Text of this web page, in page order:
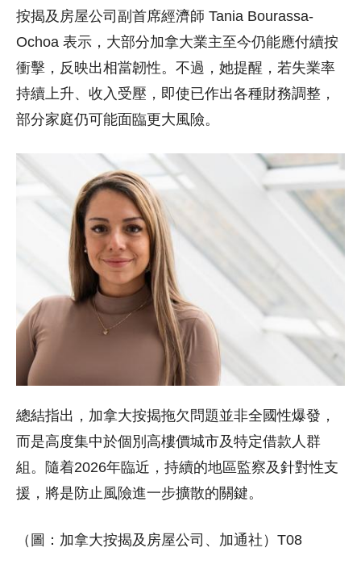
按揭及房屋公司副首席經濟師 Tania Bourassa-
Ochoa 表示，大部分加拿大業主至今仍能應付續按
衝擊，反映出相當韌性。不過，她提醒，若失業率
持續上升、收入受壓，即使已作出各種財務調整，
部分家庭仍可能面臨更大風險。
總結指出，加拿大按揭拖欠問題並非全國性爆發，
而是高度集中於個別高樓價城市及特定借款人群
組。隨着2026年臨近，持續的地區監察及針對性支
援，將是防止風險進一步擴散的關鍵。
（圖：加拿大按揭及房屋公司、加通社）T08